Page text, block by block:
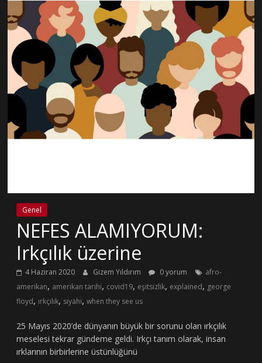
Genel
NEFES ALAMIYORUM:
Irkçılık üzerine
4 Haziran 2020 Gizem Yıldırım 0 yorum
afro-
amerikan, amerikan tarihi, covid19, eşitsizlik, explained, george
floyd, ırkçılık, siyahi,when they see us
25 Mayıs 2020’de dünyanın büyük bir sorunu olan ırkçılık
meselesi tekrar gündeme geldi. Irkçı tanım olarak, insan
ırklarının birbirlerine üstünlüğünü